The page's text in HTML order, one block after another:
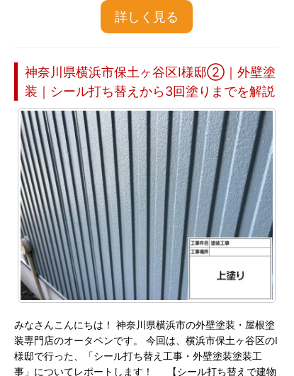
詳しく見る
神奈川県横浜市保土ヶ谷区I様邸②｜外壁塗
装｜シール打ち替えから3回塗りまでを解説
みなさんこんにちは！ 神奈川県横浜市の外壁塗装・屋根塗
装専門店のオータペンです。 今回は、横浜市保土ヶ谷区のI
様邸で行った、「シール打ち替え工事・外壁塗装塗装工
事」についてレポートします！ 【シール打ち替えで建物